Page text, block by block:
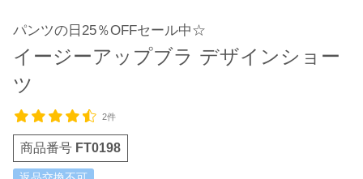
パンツの日25％OFFセール中☆
イージーアップブラ デザインショー
ツ
2件
商品番号 FT0198